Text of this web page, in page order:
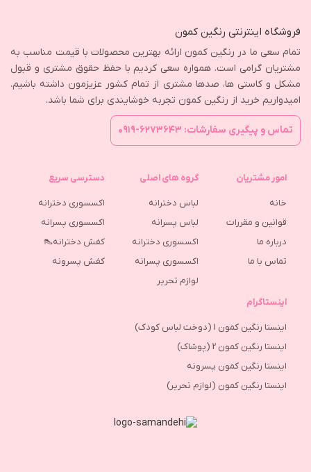
فروشگاه اینترنتی رنگین کمون
تمام سعی ما در رنگین کمون ارائه بهترین محصولات با قیمت مناسب به
مشتریان گرامی است. همواره سعی کردیم با حفظ حقوق مشتری و قبول
مشکل و کاستی ها، صدها مشتری از تمام کشور عزیزمون داشته باشیم.
امیدواریم خرید از رنگین کمون تجربه خوشایندی برای شما باشد.
تماس و پیگیری سفارشات: ۶۲۷۳۶۴۳-۰۹۱۹
امور مشتریان
خانه
قوانین و مقررات
درباره ما
تماس با ما
گروه های اصلی
لباس دخترانه
لباس پسرانه
اکسسوری دخترانه
اکسسوری پسرانه
لوازم تحریر
دسترسی سریع
اکسسوری دخترانه
اکسسوری پسرانه
کفش دخترانه👠
كفش پسرونه
اینستاگرام
اینستا رنگین کمون 1 (دوخت لباس کودک)
اینستا رنگین کمون 2 (پوشاک)
اینستا رنگین کمون پسرونه
اینستا رنگین کمون (لوازم تحریر)